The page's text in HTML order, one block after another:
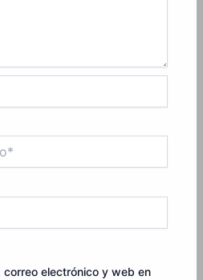
correo electrónico y web en